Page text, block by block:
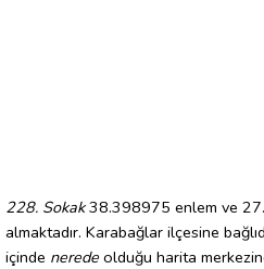
228. Sokak38.398975 enlem ve
almaktadır. Karabağlar ilçesine
içinde nerede olduğu harita